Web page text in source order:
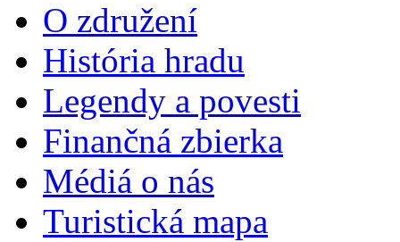
O združení
História hradu
Legendy a povesti
Finančná zbierka
Médiá o nás
Turistická mapa